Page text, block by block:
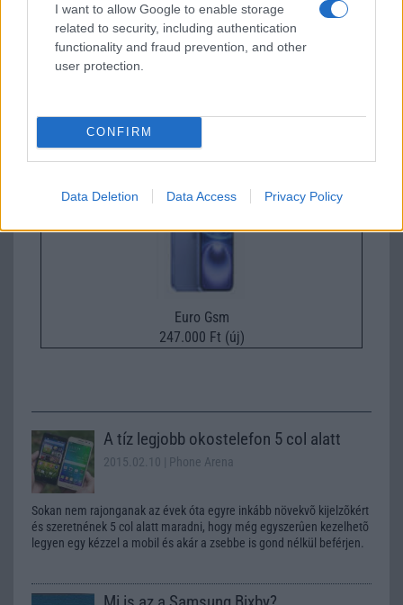
I want to allow Google to enable storage
related to security, including authentication
functionality and fraud prevention, and other
user protection.
CONFIRM
Data Deletion Data Access Privacy Policy
Apple iPhone 16
Euro Gsm
247.000 Ft (új)
A tíz legjobb okostelefon 5 col alatt
2015.02.10 | Phone Arena
Sokan nem rajonganak az évek óta egyre inkább növekvõ kijelzõkért
és szeretnének 5 col alatt maradni, hogy még egyszerûen kezelhetõ
legyen egy kézzel a mobil és akár a zsebbe is gond nélkül beférjen.